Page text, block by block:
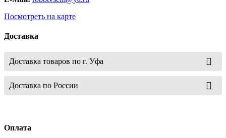
Посмотреть на карте
Доставка
Доставка товаров по г. Уфа
Доставка по России
Оплата